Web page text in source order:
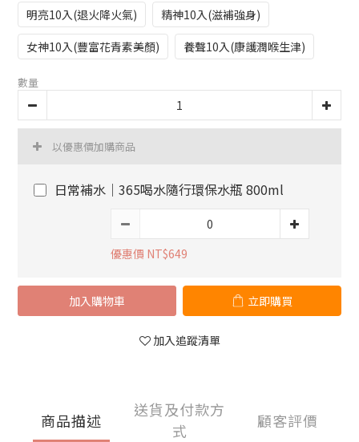
明亮10入(退火降火氣)
精神10入(滋補強身)
女神10入(豐富花青素美顏)
養聲10入(康護潤喉生津)
數量
以優惠價加購商品
日常補水｜365喝水隨行環保水瓶 800ml
優惠價 NT$649
加入購物車 立即購買
加入追蹤清單
商品描述
送貨及付款方
式
顧客評價